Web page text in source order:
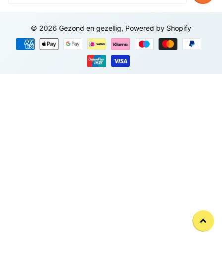
© 2026 Gezond en gezellig, Powered by Shopify